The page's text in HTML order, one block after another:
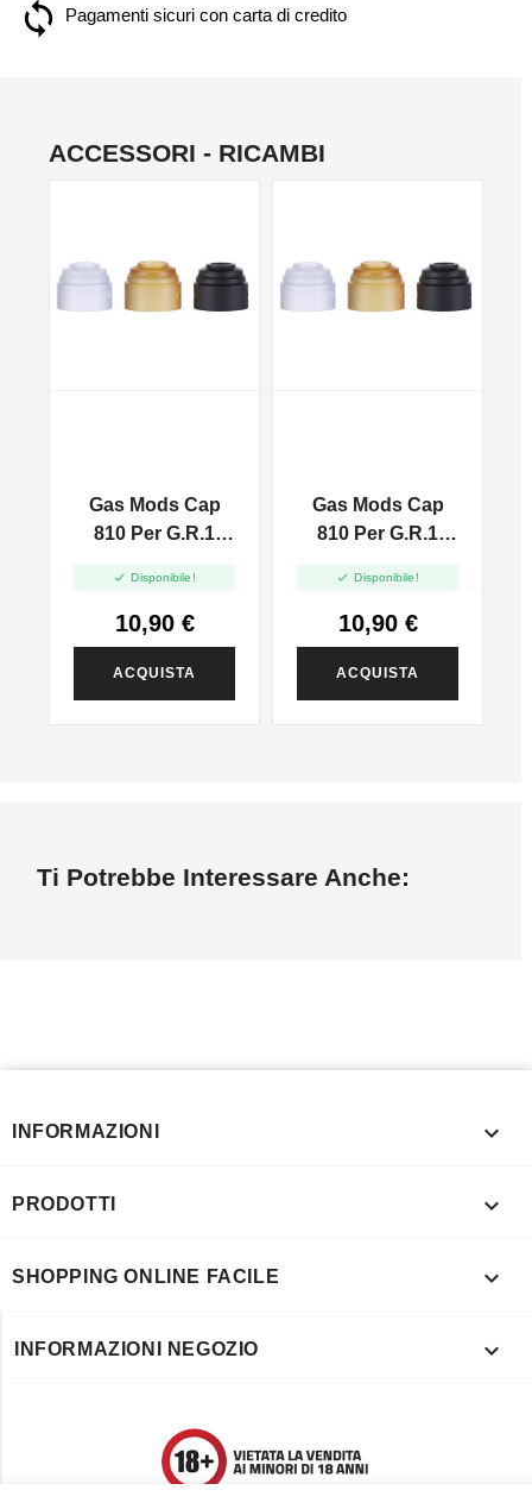
Pagamenti sicuri con carta di credito
ACCESSORI - RICAMBI
Gas Mods Cap
810 Per G.R.1
 Disponibile!
10,90 €
ACQUISTA
Gas Mods Cap
810 Per G.R.1
 Disponibile!
10,90 €
ACQUISTA
Ti Potrebbe Interessare Anche:
INFORMAZIONI 
PRODOTTI 
SHOPPING ONLINE FACILE 
INFORMAZIONI NEGOZIO 